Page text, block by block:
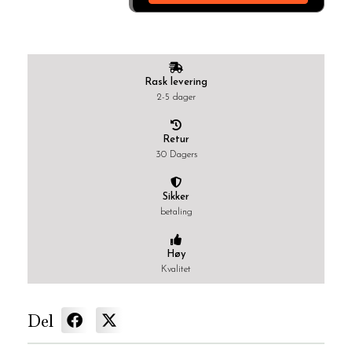
Rask levering
2-5 dager
Retur
30 Dagers
Sikker
betaling
Høy
Kvalitet
Del